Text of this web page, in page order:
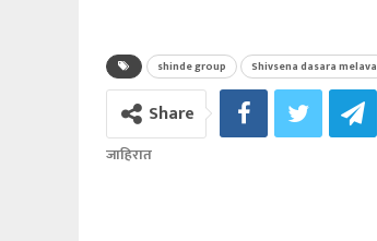
shinde group Shivsena dasara melava
Share
जाहिरात